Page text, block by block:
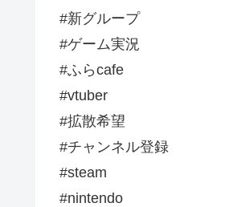
#新グループ
#ゲーム実況
#ふらcafe
#vtuber
#拡散希望
#チャンネル登録
#steam
#nintendo